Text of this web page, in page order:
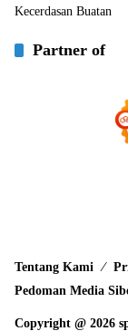
Kecerdasan Buatan
Partner of
Tentang Kami
Pedoman Media
Copyright @ 2026